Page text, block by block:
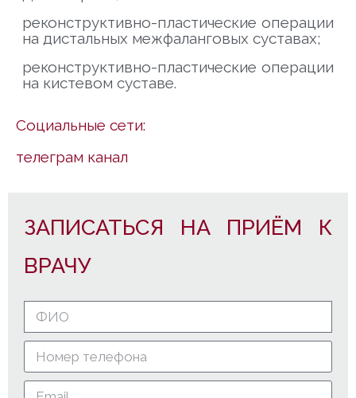
реконструктивно-пластические операции
на дистальных межфаланговых суставах;
реконструктивно-пластические операции
на кистевом суставе.
Социальные сети:
телеграм канал
ЗАПИСАТЬСЯ НА ПРИЁМ К
ВРАЧУ